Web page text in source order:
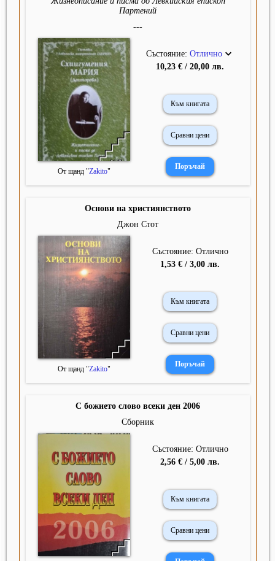
Партений
---
От щанд "Zakito"
Състояние: Отлично
10,23 € / 20,00 лв.
Към книгата
Сравни цени
Основи на християнството
Джон Стот
От щанд "Zakito"
Състояние: Отлично
1,53 € / 3,00 лв.
Към книгата
Сравни цени
С божието слово всеки ден 2006
Сборник
Състояние: Отлично
2,56 € / 5,00 лв.
Към книгата
Сравни цени